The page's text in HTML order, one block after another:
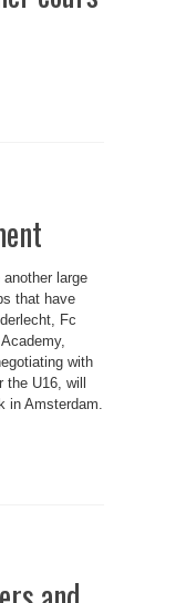
large
that have
Fc
with
U16, will
in Amsterdam.